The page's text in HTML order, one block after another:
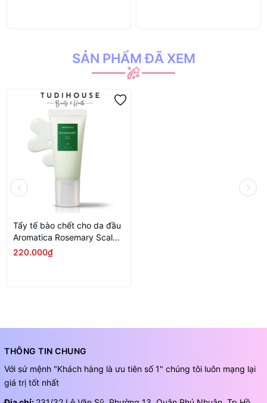
SẢN PHẨM ĐÃ XEM
Tẩy tế bào chết cho da đầu
Aromatica Rosemary Scalp
Scrub 165g
220.000₫
THÔNG TIN CHUNG
Với sứ mệnh "Khách hàng là ưu tiên số 1" chúng tôi luôn mạng lại
giá trị tốt nhất